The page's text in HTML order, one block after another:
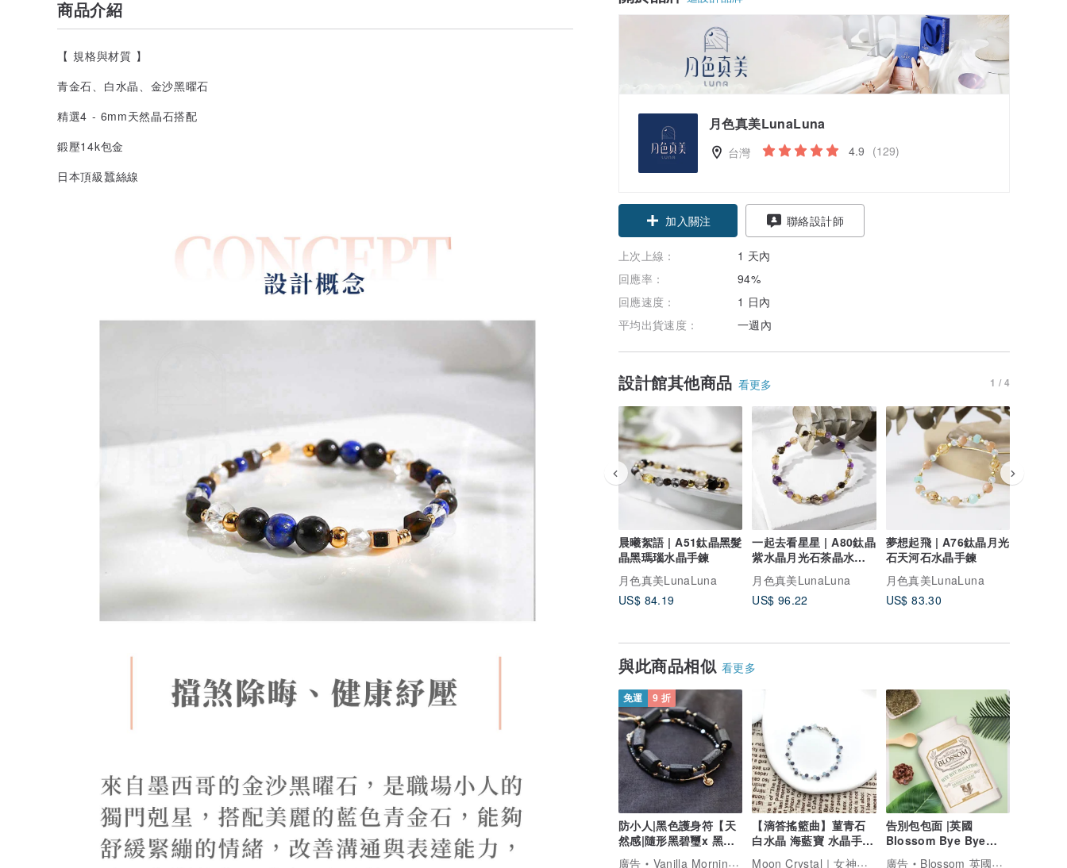
月色真美LunaLuna
台灣 4.9 (129)
加入關注 聯絡設計師
上次上線：
1 天內
回應率：
94%
回應速度：
1 日內
平均出貨速度：
一週內
設計館其他商品 看更多 1 / 4
晨曦絮語 | A51鈦晶黑髮
晶黑瑪瑙水晶手鍊
月色真美LunaLuna
US$ 84.19
一起去看星星 | A80鈦晶
紫水晶月光石茶晶水晶
手鍊
月色真美LunaLuna
US$ 96.22
夢想起飛 | A76鈦晶月光
石天河石水晶手鍊
月色真美LunaLuna
US$ 83.30
與此商品相似 看更多
免運 9 折
防小人|黑色護身符【天
然感|隨形黑碧璽x 黑曜
石】
廣告
Vanilla Morning 香草的早上
【滴答搖籃曲】菫青石
白水晶 海藍寶 水晶手鏈
水晶手鏈 手鍊
Moon Crystal｜女神晶天然水晶手鍊
告別包包面 |英國
Blossom Bye Bye
Bloating 90粒
廣告
Blossom 英國女士專用保健品
商品介紹
【 規格與材質 】
青金石、白水晶、金沙黑曜石
精選4 - 6mm天然晶石搭配
鍛壓14k包金
日本頂級蠶絲線